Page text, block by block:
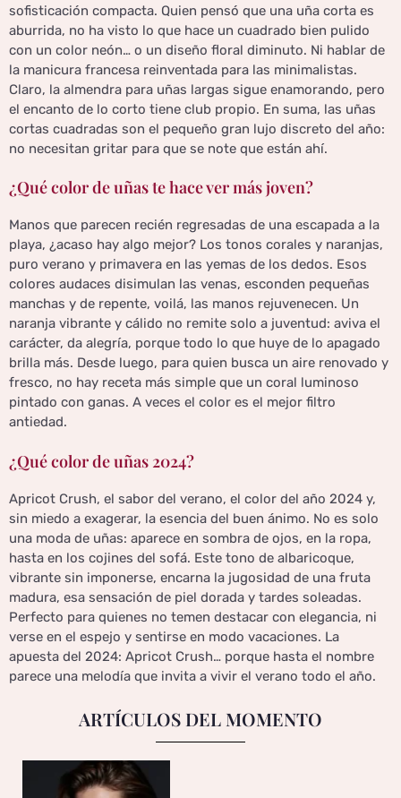
sofisticación compacta. Quien pensó que una uña corta es
aburrida, no ha visto lo que hace un cuadrado bien pulido
con un color neón… o un diseño floral diminuto. Ni hablar de
la manicura francesa reinventada para las minimalistas.
Claro, la almendra para uñas largas sigue enamorando, pero
el encanto de lo corto tiene club propio. En suma, las uñas
cortas cuadradas son el pequeño gran lujo discreto del año:
no necesitan gritar para que se note que están ahí.
¿Qué color de uñas te hace ver más joven?
Manos que parecen recién regresadas de una escapada a la
playa, ¿acaso hay algo mejor? Los tonos corales y naranjas,
puro verano y primavera en las yemas de los dedos. Esos
colores audaces disimulan las venas, esconden pequeñas
manchas y de repente, voilá, las manos rejuvenecen. Un
naranja vibrante y cálido no remite solo a juventud: aviva el
carácter, da alegría, porque todo lo que huye de lo apagado
brilla más. Desde luego, para quien busca un aire renovado y
fresco, no hay receta más simple que un coral luminoso
pintado con ganas. A veces el color es el mejor filtro
antiedad.
¿Qué color de uñas 2024?
Apricot Crush, el sabor del verano, el color del año 2024 y,
sin miedo a exagerar, la esencia del buen ánimo. No es solo
una moda de uñas: aparece en sombra de ojos, en la ropa,
hasta en los cojines del sofá. Este tono de albaricoque,
vibrante sin imponerse, encarna la jugosidad de una fruta
madura, esa sensación de piel dorada y tardes soleadas.
Perfecto para quienes no temen destacar con elegancia, ni
verse en el espejo y sentirse en modo vacaciones. La
apuesta del 2024: Apricot Crush… porque hasta el nombre
parece una melodía que invita a vivir el verano todo el año.
ARTÍCULOS DEL MOMENTO